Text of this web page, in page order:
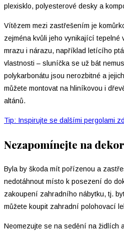
plexisklo, polyesterové desky a
Vítězem mezi zastřešením je
zejména kvůli jeho vynikající tepelné
mrazu i nárazu, například letícího
vlastnosti – sluníčka se už bát
polykarbonátu jsou nerozbitné a
můžete montovat na hliníkovou i
altánů.
Tip: Inspirujte se dalšími pergolami
Nezapomínejte na
Byla by škoda mít pořízenou a
nedotáhnout místo k posezení do
zakoupení zahradního nábytku, tj.
můžete koupit zahradní polohovací
Neomezujte se na sedění na židlích